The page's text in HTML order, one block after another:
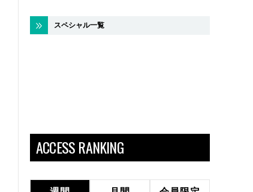
スペシャル一覧
ACCESS RANKING